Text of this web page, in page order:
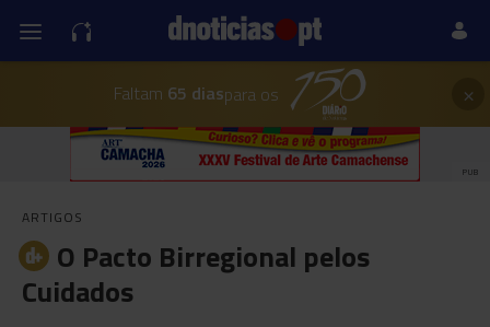
Faltam 65 diaspara os ×
PUB
ARTIGOS
O Pacto Birregional pelos
Cuidados